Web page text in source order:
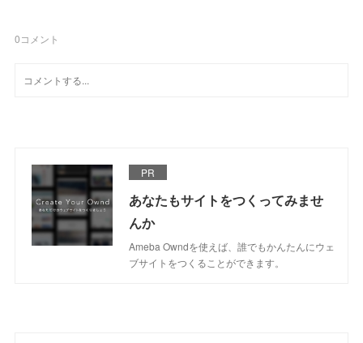
0コメント
PR
あなたもサイトをつくってみませ
んか
Ameba Owndを使えば、誰でもかんたんにウェ
ブサイトをつくることができます。